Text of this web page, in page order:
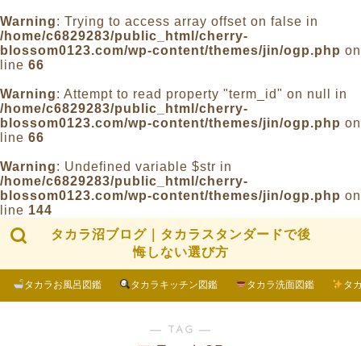
Warning: Trying to access array offset on false in
/home/c6829283/public_html/cherry-
blossom0123.com/wp-content/themes/jin/ogp.php on
line 66
Warning: Attempt to read property "term_id" on null in
/home/c6829283/public_html/cherry-
blossom0123.com/wp-content/themes/jin/ogp.php on
line 66
Warning: Undefined variable $str in
/home/c6829283/public_html/cherry-
blossom0123.com/wp-content/themes/jin/ogp.php on
line 144
タカラ沼ブログ｜タカラスタンダードで後
悔しない選び方
タカラお風呂図鑑 タカラキッチン図鑑 タカラ洗面図鑑 タ
― TAG ―